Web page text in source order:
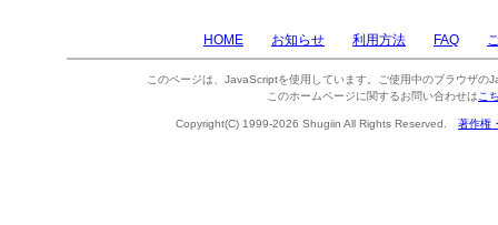
HOME お知らせ 利用方法 FAQ
このページは、JavaScriptを使用しています。ご使用中のブラウザの
このホームページに関するお問い合わせは こ
Copyright(C) 1999-2026 Shugiin All Rights Reserved. 著作権